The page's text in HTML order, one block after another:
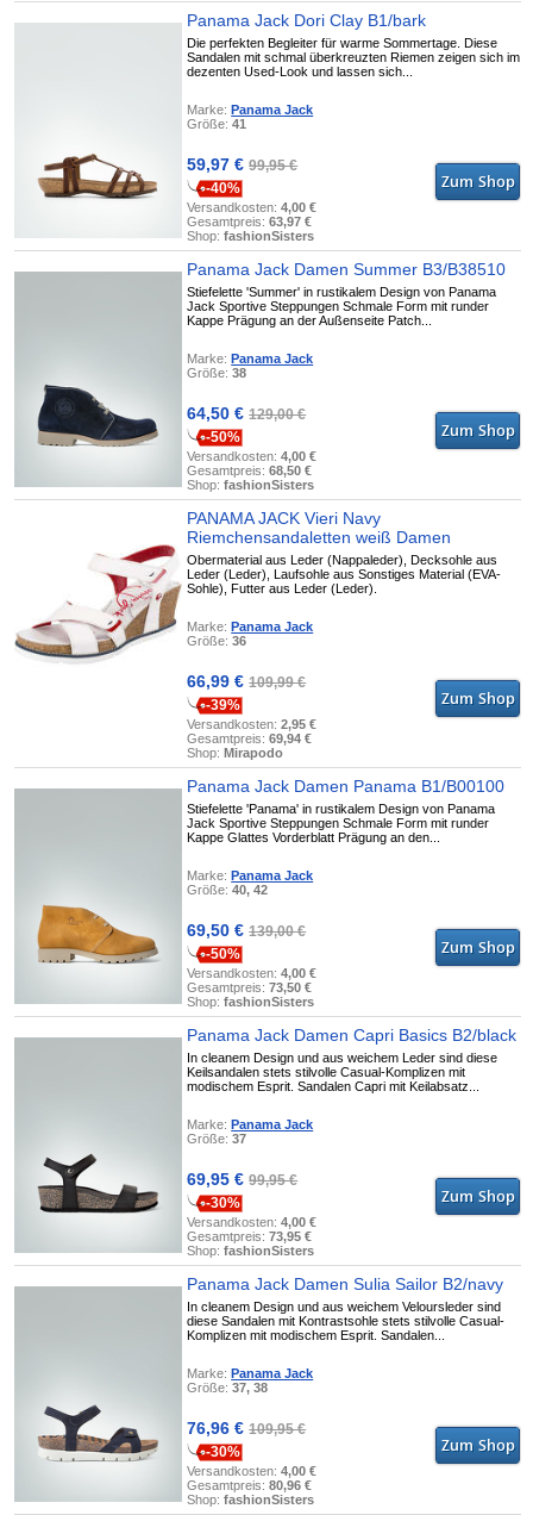
Panama Jack Dori Clay B1/bark
Die perfekten Begleiter für warme Sommertage. Diese
Sandalen mit schmal überkreuzten Riemen zeigen sich im
dezenten Used-Look und lassen sich...
Marke:Panama Jack
Größe:41
59,97 €99,95 €
-40%
Versandkosten:4,00 €
Gesamtpreis:63,97 €
Shop:fashionSisters
Panama Jack Damen Summer B3/B38510
Stiefelette 'Summer' in rustikalem Design von Panama
Jack Sportive Steppungen Schmale Form mit runder
Kappe Prägung an der Außenseite Patch...
Marke:Panama Jack
Größe:38
64,50 €129,00 €
-50%
Versandkosten:4,00 €
Gesamtpreis:68,50 €
Shop:fashionSisters
PANAMA JACK Vieri Navy
Riemchensandaletten weiß Damen
Obermaterial aus Leder (Nappaleder), Decksohle aus
Leder (Leder), Laufsohle aus Sonstiges Material (EVA-
Sohle), Futter aus Leder (Leder).
Marke:Panama Jack
Größe:36
66,99 €109,99 €
-39%
Versandkosten:2,95 €
Gesamtpreis:69,94 €
Shop:Mirapodo
Panama Jack Damen Panama B1/B00100
Stiefelette 'Panama' in rustikalem Design von Panama
Jack Sportive Steppungen Schmale Form mit runder
Kappe Glattes Vorderblatt Prägung an den...
Marke:Panama Jack
Größe:40, 42
69,50 €139,00 €
-50%
Versandkosten:4,00 €
Gesamtpreis:73,50 €
Shop:fashionSisters
Panama Jack Damen Capri Basics B2/black
In cleanem Design und aus weichem Leder sind diese
Keilsandalen stets stilvolle Casual-Komplizen mit
modischem Esprit. Sandalen Capri mit Keilabsatz...
Marke:Panama Jack
Größe:37
69,95 €99,95 €
-30%
Versandkosten:4,00 €
Gesamtpreis:73,95 €
Shop:fashionSisters
Panama Jack Damen Sulia Sailor B2/navy
In cleanem Design und aus weichem Veloursleder sind
diese Sandalen mit Kontrastsohle stets stilvolle Casual-
Komplizen mit modischem Esprit. Sandalen...
Marke:Panama Jack
Größe:37, 38
76,96 €109,95 €
-30%
Versandkosten:4,00 €
Gesamtpreis:80,96 €
Shop:fashionSisters